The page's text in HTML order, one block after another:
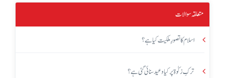
متعلقہ سوالات
اسلام کا تصورِ ملکیت کیا ہے؟
ترکِ زکوٰۃ پر کیا وعید سنائی گئی ہے؟